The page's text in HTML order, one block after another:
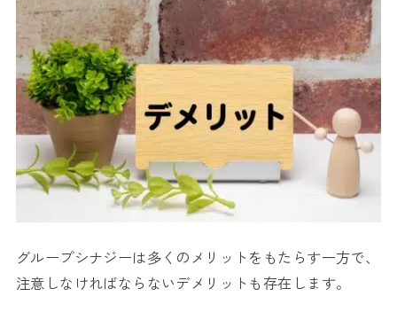
グループシナジーは多くのメリットをもたらす一方で、
注意しなければならないデメリットも存在します。